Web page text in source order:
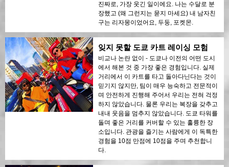
진짜로, 가장 웃긴 일이에요. 나는 수달로 분
장했고 (왜 그런지는 묻지 마세요) 내 남자친
구는 리자몽이었어요, 두둥, 포켓몬.
잊지 못할 도쿄 카트 레이싱 모험
비교나 논란 없이 - 도쿄나 이전의 어떤 도시
에서 해본 것 중 가장 좋은 경험입니다. 실제
거리에서 이 카트를 타고 돌아다닌다는 것이
믿기지 않지만, 팀이 매우 능숙하고 전문적이
며 안전하게 진행해 주어서 우리는 전혀 걱정
하지 않았습니다. 물론 우리는 복장을 갖추고
내내 웃음을 멈추지 않았습니다. 도쿄 타워를
돌며 좋은 거리를 커버할 수 있는 훌륭한 장
소입니다. 관광을 즐기는 사람에게 이 독특한
경험을 10점 만점에 10점을 주며 추천합니
다.